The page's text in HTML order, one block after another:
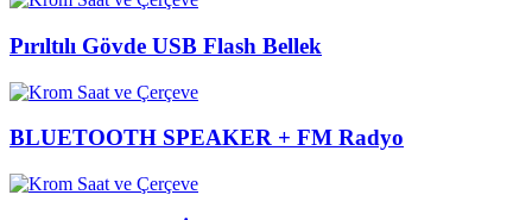
Pırıltılı Gövde USB Flash Bellek
BLUETOOTH SPEAKER + FM Radyo